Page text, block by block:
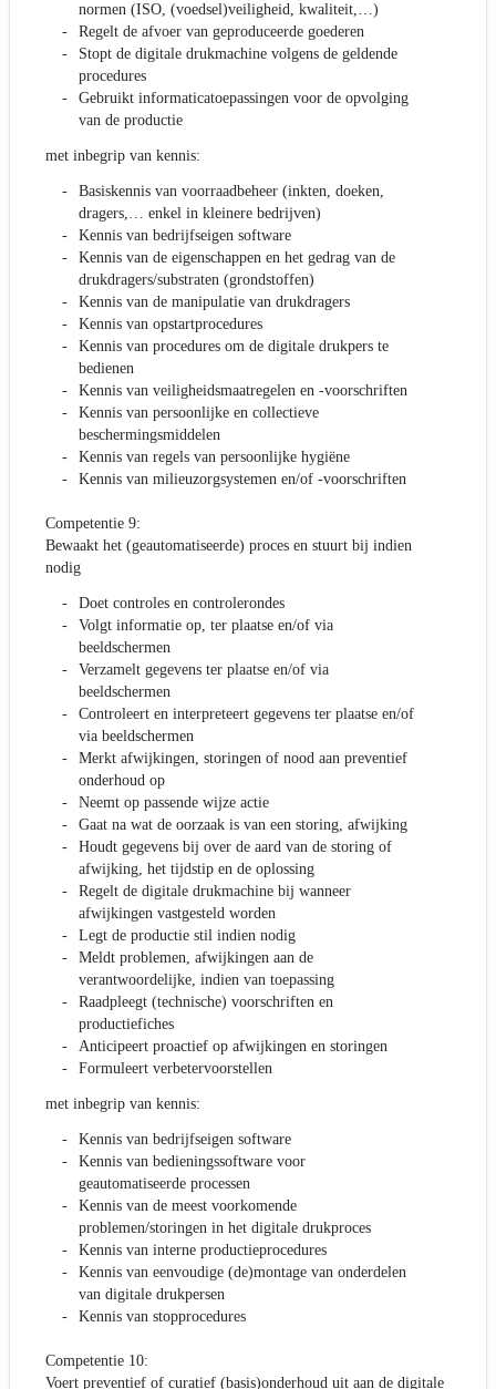
normen (ISO, (voedsel)veiligheid, kwaliteit,…)
Regelt de afvoer van geproduceerde goederen
Stopt de digitale drukmachine volgens de geldende
procedures
Gebruikt informaticatoepassingen voor de opvolging
van de productie
met inbegrip van kennis:
Basiskennis van voorraadbeheer (inkten, doeken,
dragers,… enkel in kleinere bedrijven)
Kennis van bedrijfseigen software
Kennis van de eigenschappen en het gedrag van de
drukdragers/substraten (grondstoffen)
Kennis van de manipulatie van drukdragers
Kennis van opstartprocedures
Kennis van procedures om de digitale drukpers te
bedienen
Kennis van veiligheidsmaatregelen en -voorschriften
Kennis van persoonlijke en collectieve
beschermingsmiddelen
Kennis van regels van persoonlijke hygiëne
Kennis van milieuzorgsystemen en/of -voorschriften
Competentie 9:
Bewaakt het (geautomatiseerde) proces en stuurt bij indien
nodig
Doet controles en controlerondes
Volgt informatie op, ter plaatse en/of via
beeldschermen
Verzamelt gegevens ter plaatse en/of via
beeldschermen
Controleert en interpreteert gegevens ter plaatse en/of
via beeldschermen
Merkt afwijkingen, storingen of nood aan preventief
onderhoud op
Neemt op passende wijze actie
Gaat na wat de oorzaak is van een storing, afwijking
Houdt gegevens bij over de aard van de storing of
afwijking, het tijdstip en de oplossing
Regelt de digitale drukmachine bij wanneer
afwijkingen vastgesteld worden
Legt de productie stil indien nodig
Meldt problemen, afwijkingen aan de
verantwoordelijke, indien van toepassing
Raadpleegt (technische) voorschriften en
productiefiches
Anticipeert proactief op afwijkingen en storingen
Formuleert verbetervoorstellen
met inbegrip van kennis:
Kennis van bedrijfseigen software
Kennis van bedieningssoftware voor
geautomatiseerde processen
Kennis van de meest voorkomende
problemen/storingen in het digitale drukproces
Kennis van interne productieprocedures
Kennis van eenvoudige (de)montage van onderdelen
van digitale drukpersen
Kennis van stopprocedures
Competentie 10:
Voert preventief of curatief (basis)onderhoud uit aan de digitale